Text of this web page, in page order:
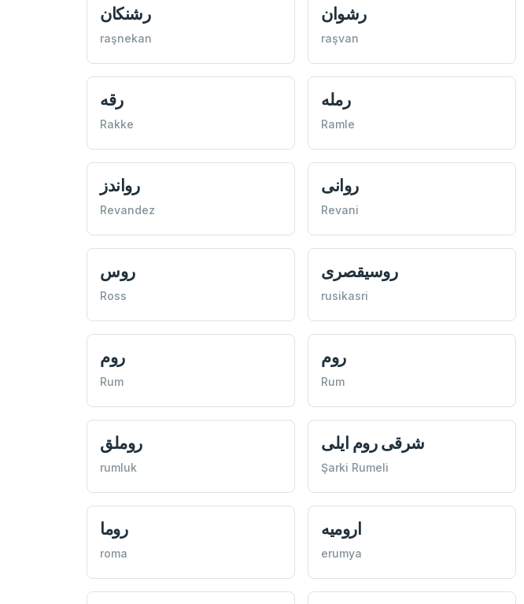
رشنكان
raşnekan
رشوان
raşvan
رقه
Rakke
رمله
Ramle
رواندز
Revandez
روانی
Revani
روس
Ross
روسيقصری
rusikasri
روم
Rum
روم
Rum
روملق
rumluk
شرقی روم ايلی
Şarki Rumeli
روما
roma
اروميه
erumya